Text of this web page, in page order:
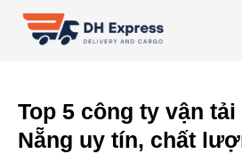
Top 5 công ty vận
Nẵng uy tín, chất